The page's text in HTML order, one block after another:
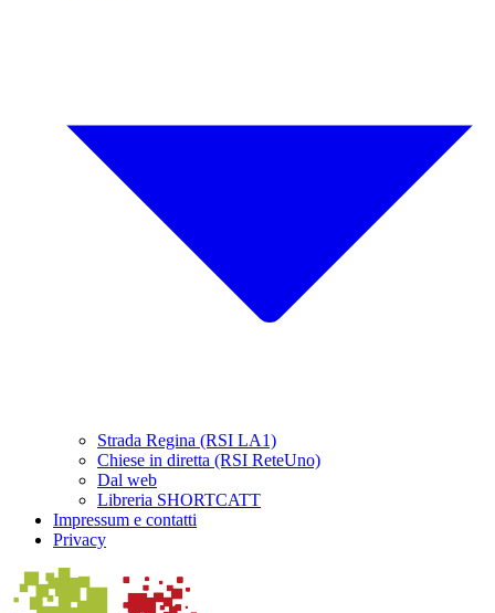
Strada Regina (RSI LA1)
Chiese in diretta (RSI ReteUno)
Dal web
Libreria SHORTCATT
Impressum e contatti
Privacy